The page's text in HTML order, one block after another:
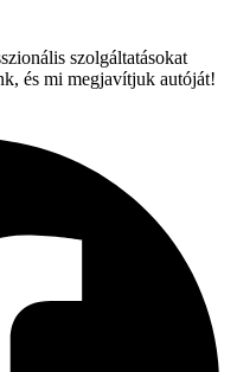
szolgáltatásokat
és mi megjavítjuk autóját!